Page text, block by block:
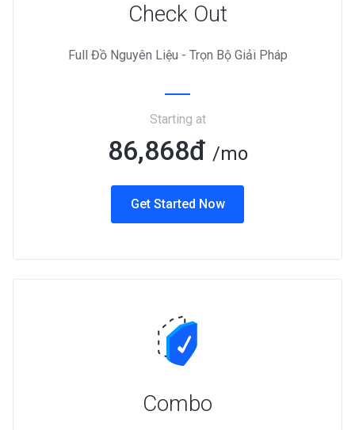
Check Out
Full Đồ Nguyên Liệu - Trọn Bộ Giải Pháp
Starting at
86,868đ /mo
Get Started Now
Combo